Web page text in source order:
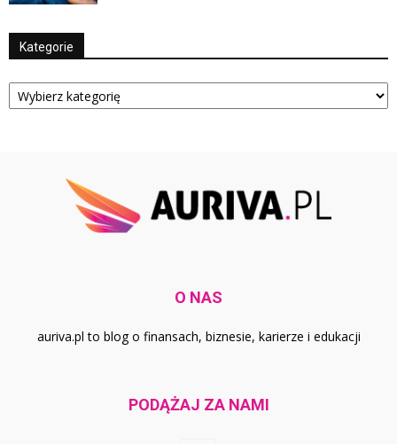
Kategorie
Kategorie
O NAS
auriva.pl to blog o finansach, biznesie, karierze i edukacji
PODĄŻAJ ZA NAMI